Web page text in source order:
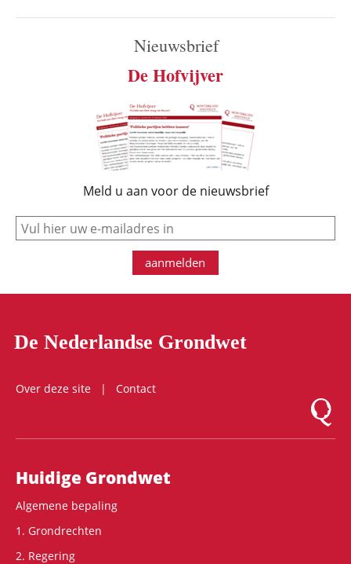
Nieuwsbrief
De Hofvijver
Meld u aan voor de nieuwsbrief
e-mail
aanmelden
De Nederlandse Grondwet
Over deze site
Contact
Logo
Hoofdnavigatie
Huidige Grondwet
Algemene bepaling
1. Grondrechten
2. Regering